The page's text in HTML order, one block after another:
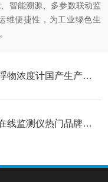
智能溯源、多参数联动监
维便捷性，为工业绿色生
2026年6月自来水厂悬浮物浓度计国产生产厂家
2026年5月氟化物水质在线监测仪热门品牌推荐​